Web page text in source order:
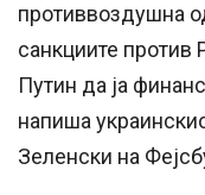
противвоздушна
санкциите против
Путин да ја
напиша
Зеленски на